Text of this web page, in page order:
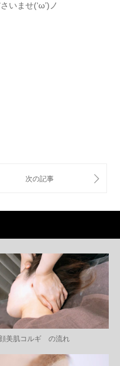
いませ(‘ω’)ノ
美肌コルギ の流れ